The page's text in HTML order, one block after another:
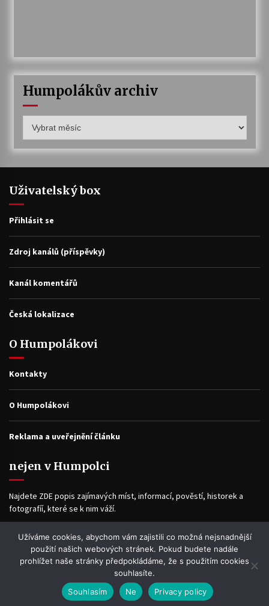
Humpolákův archiv
archiv
Uživatelský box
Přihlásit se
Zdroj kanálů (příspěvky)
Kanál komentářů
Česká lokalizace
O Humpolákovi
Kontakty
O Humpolákovi
Reklama a uveřejnění článku
nejen v Humpolci
Najdete ZDE popis zajímavých míst, informací, pověstí, historek a
fotografíí, které se k nim váží.
Facebook
Užíváme cookies, abychom vám zajistili co možná nejsnadnější
použití našich webových stránek. Pokud budete nadále
prohlížet naše stránky předpokládáme, že s použitím cookies
souhlasíte.
Souhlasím
Ne Privacy policy